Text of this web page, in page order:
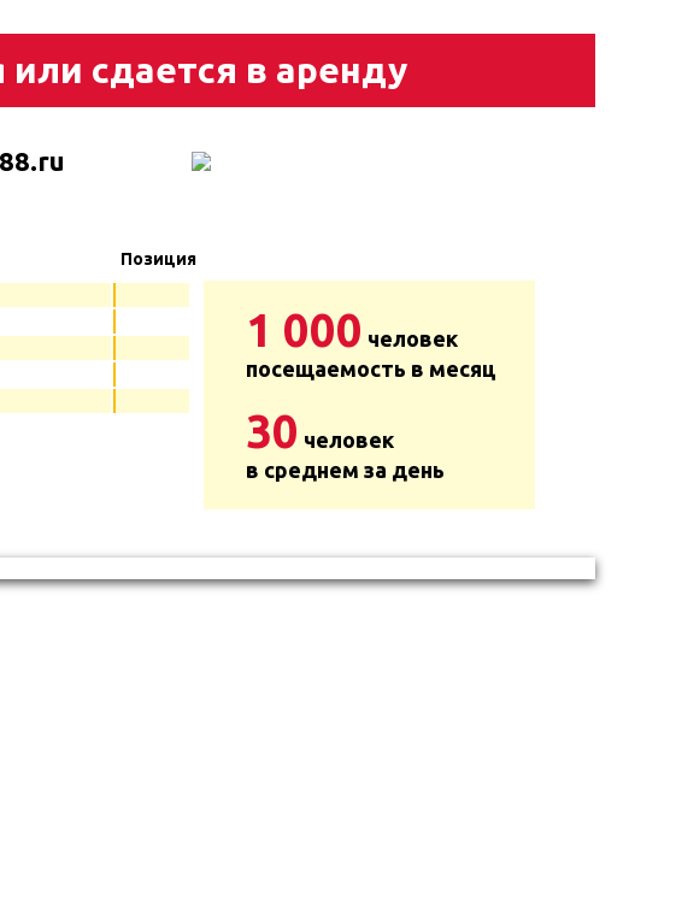
или сдается в аренду
Позиция
1 000 человек
посещаемость в месяц
30 человек
в среднем за день